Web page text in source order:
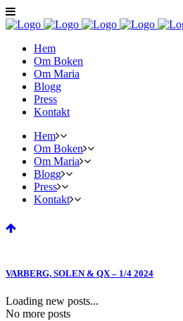
Hem
Om Boken
Om Maria
Blogg
Press
Kontakt
Hem
Om Boken
Om Maria
Blogg
Press
Kontakt
VARBERG, SOLEN & QX – 1/4 2024
Loading new posts...
No more posts